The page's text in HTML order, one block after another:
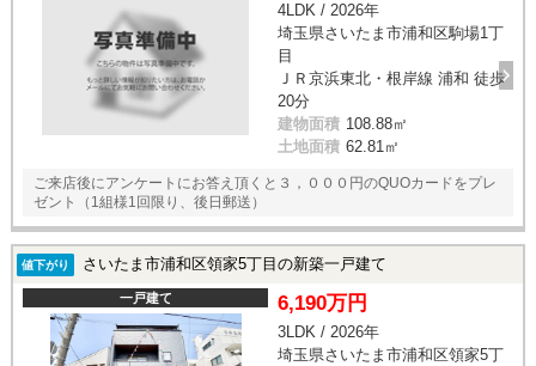
4LDK / 2026年
埼玉県さいたま市浦和区駒場1丁
目
ＪＲ京浜東北・根岸線 浦和 徒歩
20分
建物面積 108.88㎡
土地面積 62.81㎡
ご来店後にアンケートにお答え頂くと３，０００円のQUOカードをプレ
ゼント（1組様1回限り、後日郵送）
値下がり さいたま市浦和区領家5丁目の新築一戸建て
一戸建て 6,190万円
3LDK / 2026年
埼玉県さいたま市浦和区領家5丁